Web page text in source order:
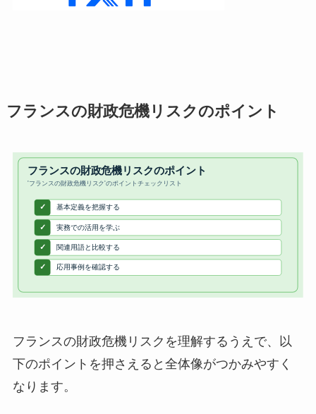
フランスの財政危機リスクのポイント
フランスの財政危機リスクを理解するうえで、以
下のポイントを押さえると全体像がつかみやすく
なります。